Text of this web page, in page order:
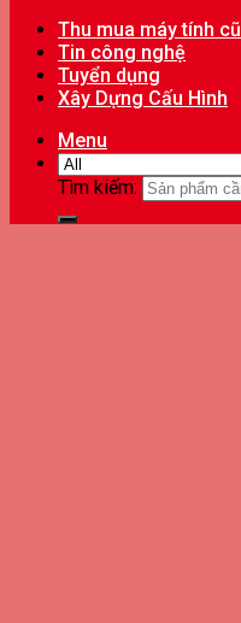
Thu mua máy tính cũ
Tin công nghệ
Tuyển dụng
Xây Dựng Cấu Hình
Menu
Tìm kiếm: